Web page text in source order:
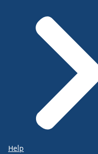
Help